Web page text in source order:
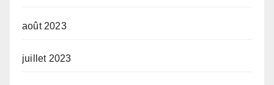
août 2023
juillet 2023